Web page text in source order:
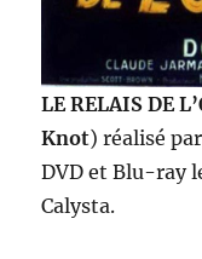
LE RELAIS DE
Knot) réalisé
DVD et Blu-ray
Calysta.